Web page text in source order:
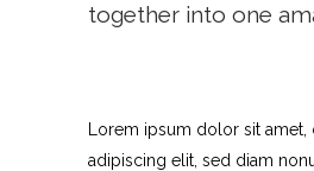
together into one
Lorem ipsum dolor sit
adipiscing elit, sed diam